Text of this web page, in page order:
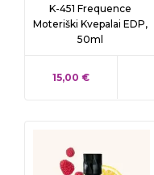
K-451 Frequence
Moteriški Kvepalai EDP,
50ml
KAINA
15,00 €